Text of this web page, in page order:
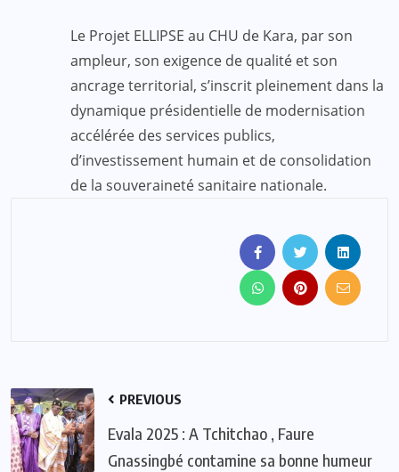
Le Projet ELLIPSE au CHU de Kara, par son
ampleur, son exigence de qualité et son
ancrage territorial, s’inscrit pleinement dans la
dynamique présidentielle de modernisation
accélérée des services publics,
d’investissement humain et de consolidation
de la souveraineté sanitaire nationale.
PREVIOUS
Evala 2025 : A Tchitchao , Faure
Gnassingbé contamine sa bonne humeur